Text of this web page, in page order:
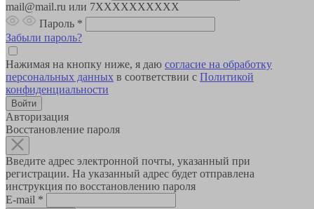
mail@mail.ru или 7XXXXXXXXXX
Пароль *
Забыли пароль?
Нажимая на кнопку ниже, я даю согласие на обработку
персональных данных в соответствии с Политикой
конфиденциальности
Авторизация
Восстановление пароля
Введите адрес электронной почты, указанный при
регистрации. На указанный адрес будет отправлена
инструкция по восстановлению пароля
E-mail *